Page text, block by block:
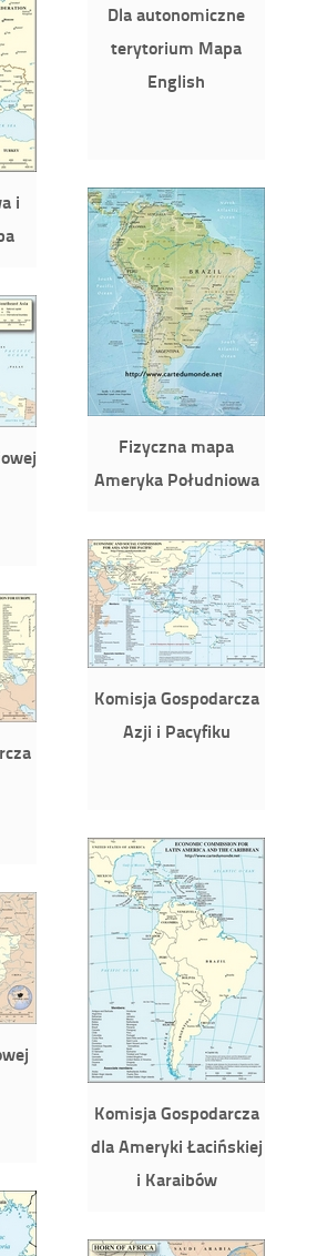
Dla autonomiczne
terytorium Mapa
English
i
Fizyczna mapa
Ameryka Południowa
Komisja Gospodarcza
Azji i Pacyfiku
Komisja Gospodarcza
dla Ameryki Łacińskiej
i Karaibów